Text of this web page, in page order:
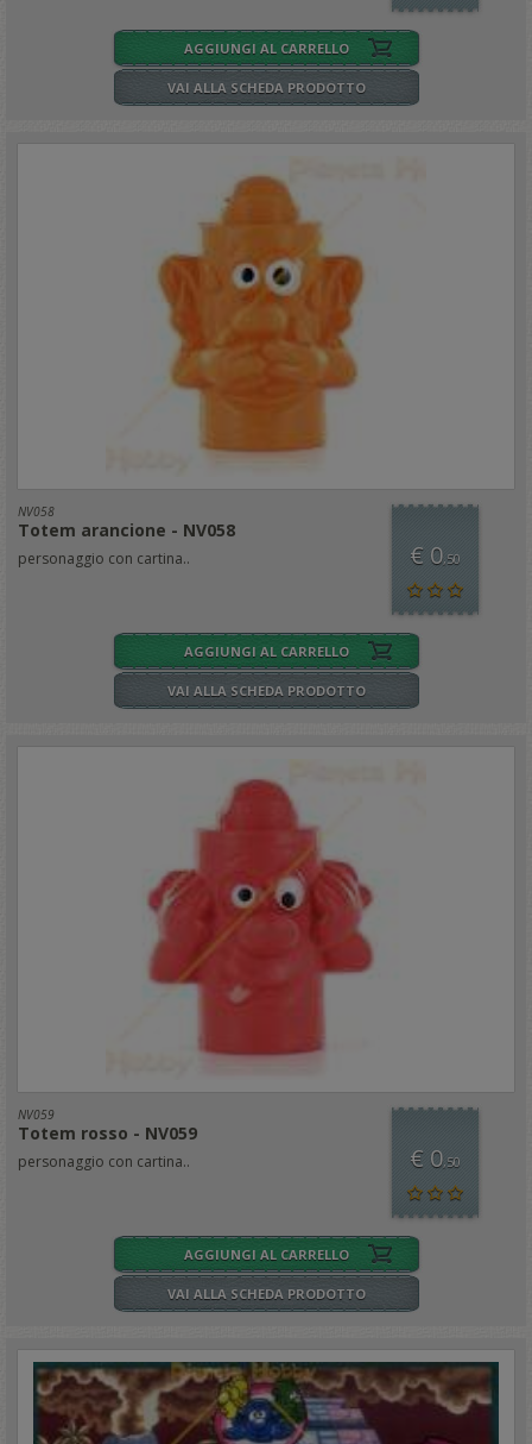
AGGIUNGI AL CARRELLO
VAI ALLA SCHEDA PRODOTTO
NV058
Totem arancione - NV058
personaggio con cartina.. € 0,50
AGGIUNGI AL CARRELLO
VAI ALLA SCHEDA PRODOTTO
NV059
Totem rosso - NV059
personaggio con cartina.. € 0,50
AGGIUNGI AL CARRELLO
VAI ALLA SCHEDA PRODOTTO